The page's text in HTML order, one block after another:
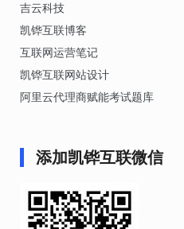
吉云科技
凯铧互联博客
互联网运营笔记
凯铧互联网站设计
阿里云代理商赋能考试题库
添加凯铧互联微信